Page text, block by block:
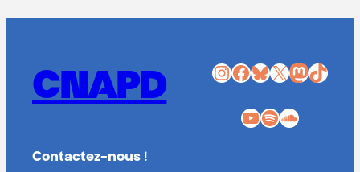
CNAPD InstagramFacebook Bluesky X Mastodon TikTok
YouTube Spotify SoundCloud
Contactez-nous !